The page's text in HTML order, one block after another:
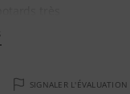
SIGNALER L'ÉVALUATION